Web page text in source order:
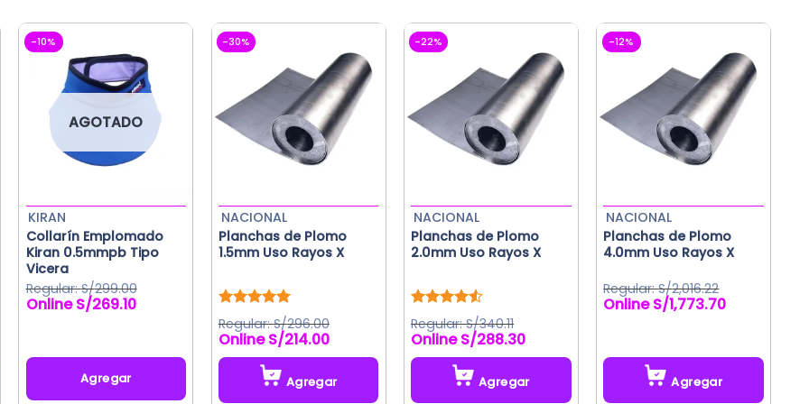
variantes.
Las
pueden
elegir
de
producto
variantes.
Las
pueden
elegir
de
producto
variantes.
Las
pueden
elegir
de
producto
-10%
AGOTADO
Collarín Emplomado
Kiran 0.5mmpb Tipo
Vicera
KIRAN
S/299.00
El
S/299.00.
S/269.10El
S/269.10.
Agregar
-30%
Planchas de Plomo
1.5mm Uso Rayos X
Valorado
con5.00
de 5
NACIONAL
S/296.00
S/214.00
Agregar
-22%
Planchas de Plomo
2.0mm Uso Rayos X
Valorado
con4.50
de 5
NACIONAL
S/340.11
S/288.30
Agregar
-12%
Planchas de Plomo
4.0mm Uso Rayos X
NACIONAL
S/2,016.22
El
S/2,016.22.
S/1,773.70El
S/1,773.70.
Agregar